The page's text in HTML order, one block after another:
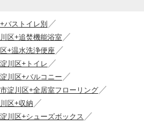
バストイレ別
区+追焚機能浴室
+温水洗浄便座
川区+トイレ
川区+バルコニー
淀川区+全居室フローリング
区+収納
川区+シューズボックス